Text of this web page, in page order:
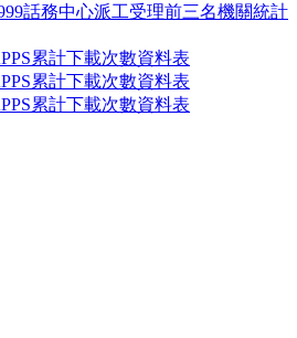
話務中心派工受理前三名機關統計
累計下載次數資料表
累計下載次數資料表
累計下載次數資料表